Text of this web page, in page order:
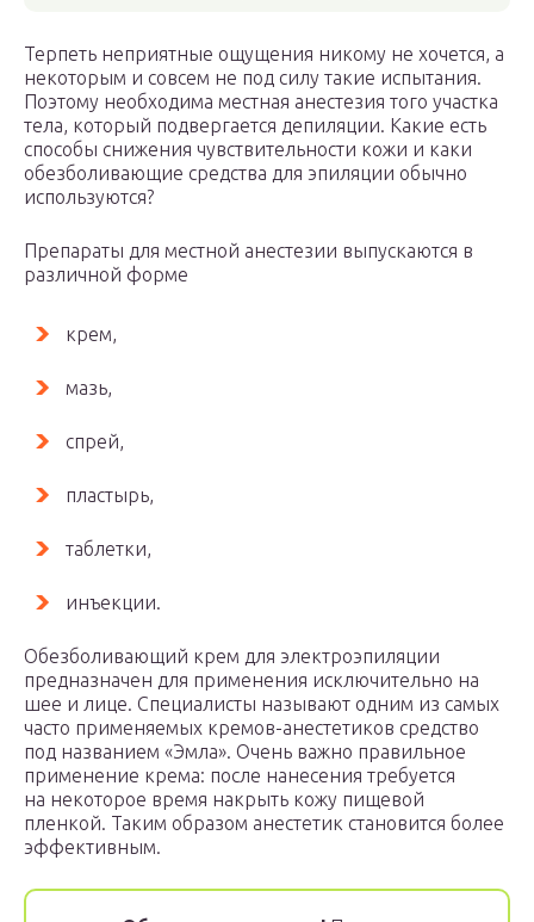
Терпеть неприятные ощущения никому не хочется, а
некоторым и совсем не под силу такие испытания.
Поэтому необходима местная анестезия того участка
тела, который подвергается депиляции. Какие есть
способы снижения чувствительности кожи и каки
обезболивающие средства для эпиляции обычно
используются?
Препараты для местной анестезии выпускаются в
различной форме
крем,
мазь,
спрей,
пластырь,
таблетки,
инъекции.
Обезболивающий крем для электроэпиляции
предназначен для применения исключительно на
шее и лице. Специалисты называют одним из самых
часто применяемых кремов-анестетиков средство
под названием «Эмла». Очень важно правильное
применение крема: после нанесения требуется
на некоторое время накрыть кожу пищевой
пленкой. Таким образом анестетик становится более
эффективным.